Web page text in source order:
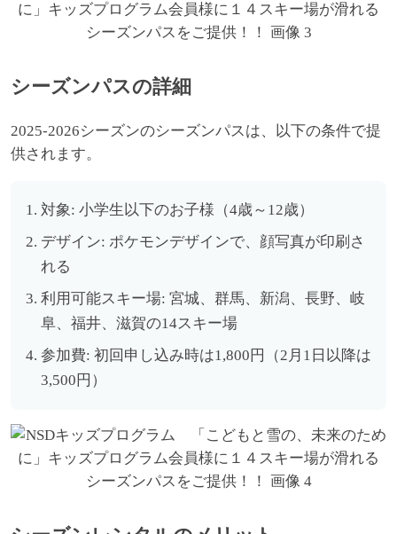
シーズンパスの詳細
2025-2026シーズンのシーズンパスは、以下の条件で提
供されます。
対象: 小学生以下のお子様（4歳～12歳）
デザイン: ポケモンデザインで、顔写真が印刷さ
れる
利用可能スキー場: 宮城、群馬、新潟、長野、岐
阜、福井、滋賀の14スキー場
参加費: 初回申し込み時は1,800円（2月1日以降は
3,500円）